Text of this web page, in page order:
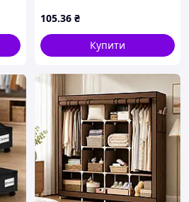
прикрас, аксесуарів
Hanging Jewelry Organizer
105.36 ₴
Купити